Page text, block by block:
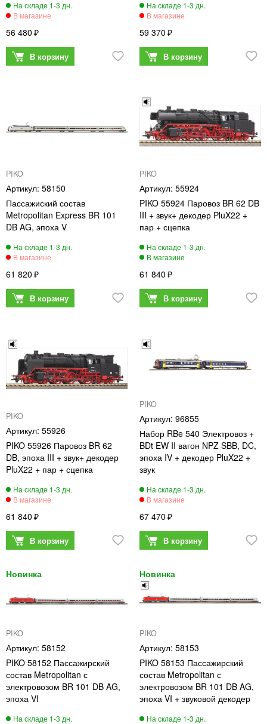
56 480 59 370
PIKO
58150
Пассажиский состав
Metropolitan Express BR 101
DB AG, эпоха V
61 820
PIKO
55924
PIKO 55924 Паровоз BR 62 DB
III + звук+ декодер PluX22 +
пар + сцепка
61 840
PIKO
55926
PIKO 55926 Паровоз BR 62
DB, эпоха III + звук+ декодер
PluX22 + пар + сцепка
61 840
PIKO
96855
Набор RBe 540 Электровоз +
BDt EW II вагон NPZ SBB, DC,
эпоха IV + декодер PluX22 +
звук
67 470
PIKO
58152
PIKO 58152 Пассажирский
состав Metropolitan с
электровозом BR 101 DB AG,
эпоха VI
PIKO
58153
PIKO 58153 Пассажирский
состав Metropolitan с
электровозом BR 101 DB AG,
эпоха VI + звуковой декодер